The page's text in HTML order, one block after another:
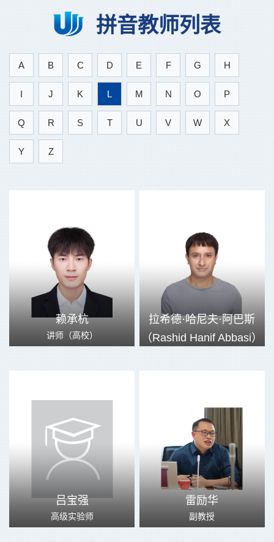
拼音教师列表
A B C D E F G H
I J K L M N O P
Q R S T U V W X
Y Z
赖承杭
讲师（高校）
拉希德·哈尼夫·阿巴斯
（Rashid Hanif Abbasi）
吕宝强
高级实验师
雷励华
副教授